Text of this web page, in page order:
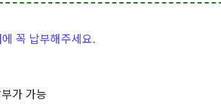
꼭 납부해주세요.
가 가능